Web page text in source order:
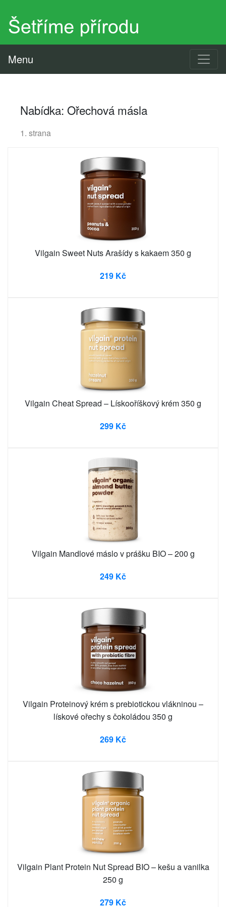
Menu
Nabídka: Ořechová másla
1. strana
Vilgain Sweet Nuts Arašídy s kakaem 350 g
219 Kč
Vilgain Cheat Spread – Lískooříškový krém 350 g
299 Kč
Vilgain Mandlové máslo v prášku BIO – 200 g
249 Kč
Vilgain Proteinový krém s prebiotickou vlákninou –
lískové ořechy s čokoládou 350 g
269 Kč
Vilgain Plant Protein Nut Spread BIO – kešu a vanilka
250 g
279 Kč